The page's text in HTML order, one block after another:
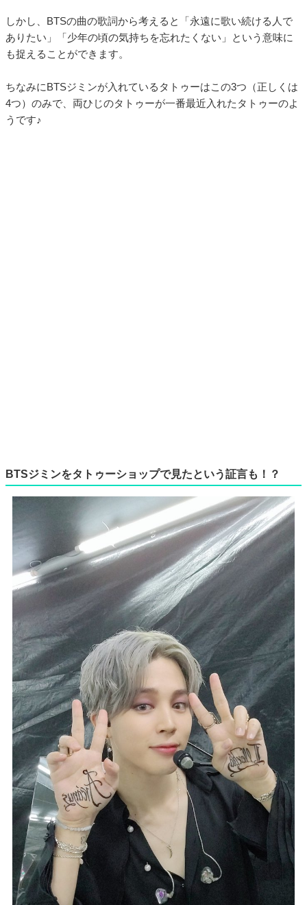
しかし、BTSの曲の歌詞から考えると「永遠に歌い続ける人で
ありたい」「少年の頃の気持ちを忘れたくない」という意味に
も捉えることができます。
ちなみにBTSジミンが入れているタトゥーはこの3つ（正しくは
4つ）のみで、両ひじのタトゥーが一番最近入れたタトゥーのよ
うです♪
BTSジミンをタトゥーショップで見たという証言も！？